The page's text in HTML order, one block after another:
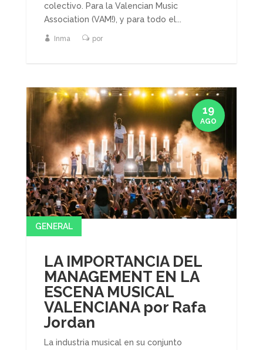
colectivo. Para la Valencian Music
Association (VAM!), y para todo el...
Inma por
LA IMPORTANCIA DEL
MANAGEMENT EN LA
ESCENA MUSICAL
VALENCIANA por Rafa
Jordan
GENERAL
La industria musical en su conjunto
19
AGO